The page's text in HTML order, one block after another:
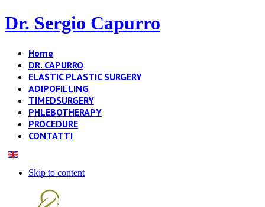
Dr. Sergio Capurro
Home
DR. CAPURRO
ELASTIC PLASTIC SURGERY
ADIPOFILLING
TIMEDSURGERY
PHLEBOTHERAPY
PROCEDURE
CONTATTI
Skip to content